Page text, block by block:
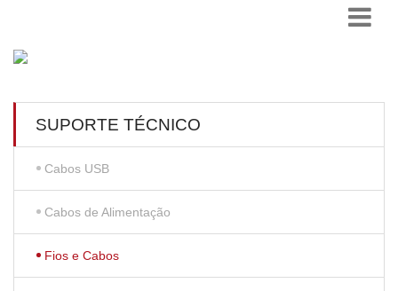
SUPORTE TÉCNICO
Cabos USB
Cabos de Alimentação
Fios e Cabos